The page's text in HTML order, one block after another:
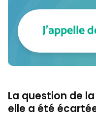
La question de
elle a été